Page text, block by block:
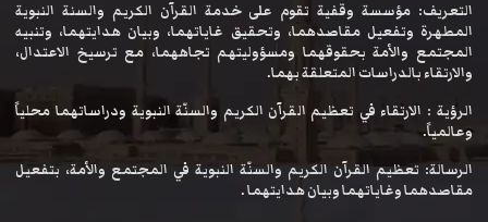
التعريف: مؤسسة وقفية تقوم على خدمة القرآن الكريم والسنة النبوية
المطهرة وتفعيل مقاصدهما، وتحقيق غاياتهما، وبيان هدايتهما، وتنبيه
المجتمع والأمة بحقوقهما ومسؤوليتهم تجاههما، مع ترسيخ الاعتدال،
والارتقاء بالدراسات المتعلقة بهما.
الرؤية : الارتقاء في تعظيم القرآن الكريم والسنّة النبوية ودراساتهما محلياً
وعالمياً.
الرسالة: تعظيم القرآن الكريم والسنّة النبوية في المجتمع والأمة، بتفعيل
مقاصدهما وغاياتهما وبيان هدايتهما .